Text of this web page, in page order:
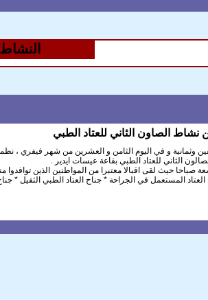
نشاط الصاون الثاني للعتاد الطبي
وثمانية و في اليوم الثامن و العشرين من شهر فيفري ،
الثاني للعتاد الطبي بقاعة عيسات ايدير .
صباحا حيث لقى اقبالا معتبرا من المواطنين الذين
المستعمل في الجراحة * جناح العتاد الطبي الثقيل *